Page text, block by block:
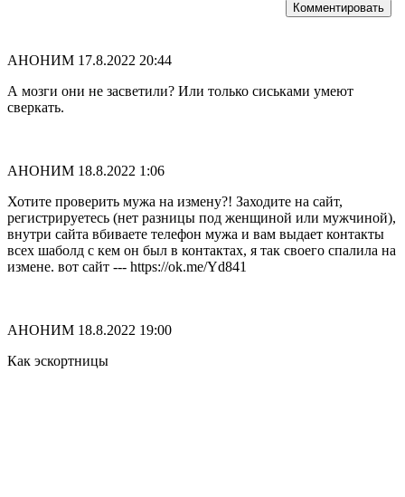
Комментировать
АНОНИМ 17.8.2022 20:44
А мозги они не засветили? Или только сиськами умеют
сверкать.
АНОНИМ 18.8.2022 1:06
Хотите проверить мужа на измену?! Заходите на сайт,
регистрируетесь (нет разницы под женщиной или мужчиной),
внутри сайта вбиваете телефон мужа и вам выдает контакты
всех шаболд с кем он был в контактах, я так своего спалила на
измене. вот сайт --- https://ok.me/Yd841
АНОНИМ 18.8.2022 19:00
Как эскортницы